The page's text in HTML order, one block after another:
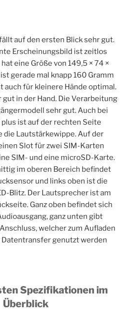
auf den ersten Blick sehr gut.
Erscheinungsbild ist zeitlos
eine Größe von 149,5 × 74 ×
gerade mal knapp 160 Gramm
auch für kleinere Hände optimal.
gut in der Hand. Die Verarbeitung
sehr gut. Auch bei
ist auf der rechten Seite
die Lautstärkewippe. Auf der
Slot für zwei SIM-Karten
SIM- und eine microSD-Karte.
im oberen Bereich befindet
und links oben ist die
Blitz. Der Lautsprecher ist am
Ganz oben befindet sich
ganz unten gibt
welcher zum Aufladen
Datentransfer genutzt werden
Spezifikationen im
Überblick